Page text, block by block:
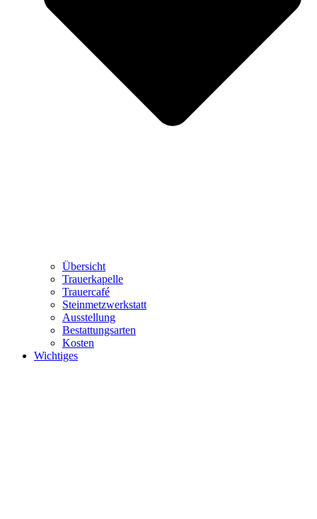
Übersicht
Trauerkapelle
Trauercafé
Steinmetzwerkstatt
Ausstellung
Bestattungsarten
Kosten
Wichtiges